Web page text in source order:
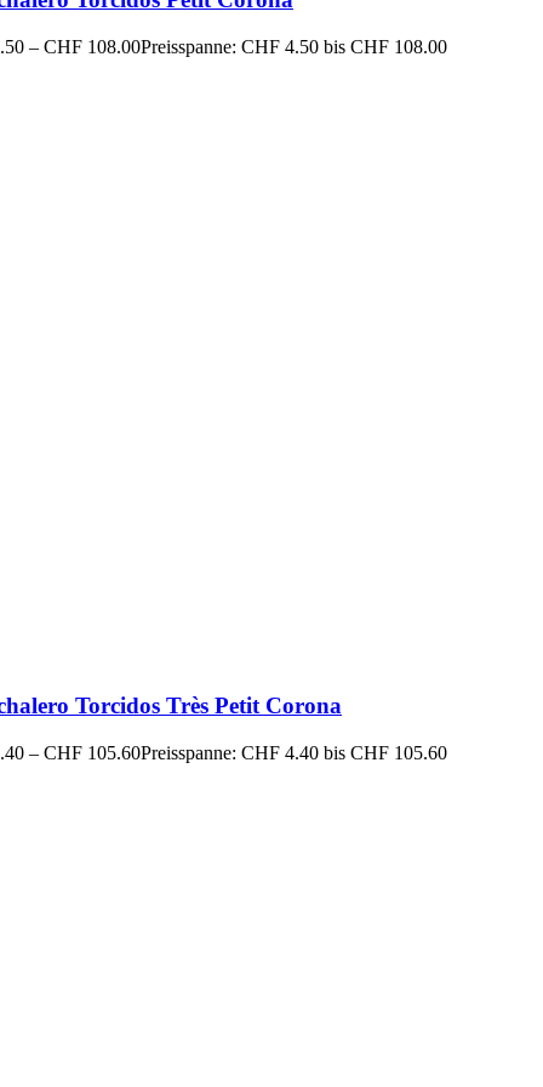
– CHF 108.00Preisspanne: CHF 4.50 bis CHF 108.00
Torcidos Très Petit Corona
– CHF 105.60Preisspanne: CHF 4.40 bis CHF 105.60